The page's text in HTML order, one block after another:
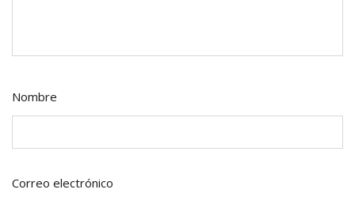
Nombre
Correo electrónico